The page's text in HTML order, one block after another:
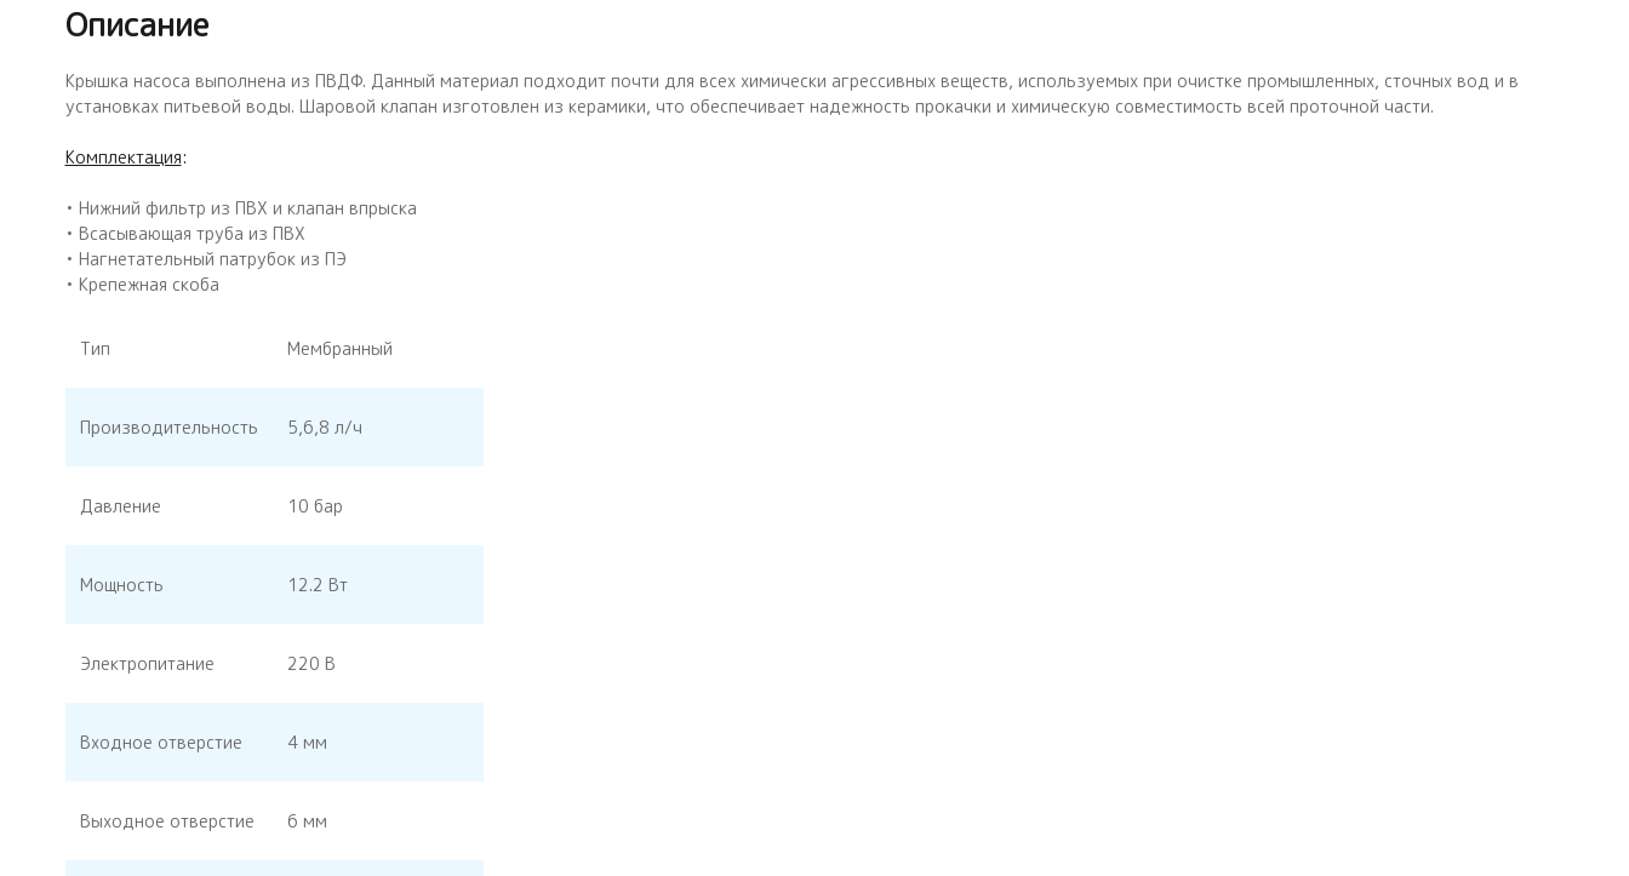
Описание
Крышка насоса выполнена из ПВДФ. Данный материал подходит почти для всех химически агрессивных веществ, используемых при очистке промышленных, сточных вод и в
установках питьевой воды. Шаровой клапан изготовлен из керамики, что обеспечивает надежность прокачки и химическую совместимость всей проточной части.
Комплектация:
• Нижний фильтр из ПВХ и клапан впрыска
• Всасывающая труба из ПВХ
• Нагнетательный патрубок из ПЭ
• Крепежная скоба
Тип Мембранный
Производительность 5,6,8 л/ч
Давление 10 бар
Мощность 12.2 Вт
Электропитание 220 В
Входное отверстие 4 мм
Выходное отверстие 6 мм